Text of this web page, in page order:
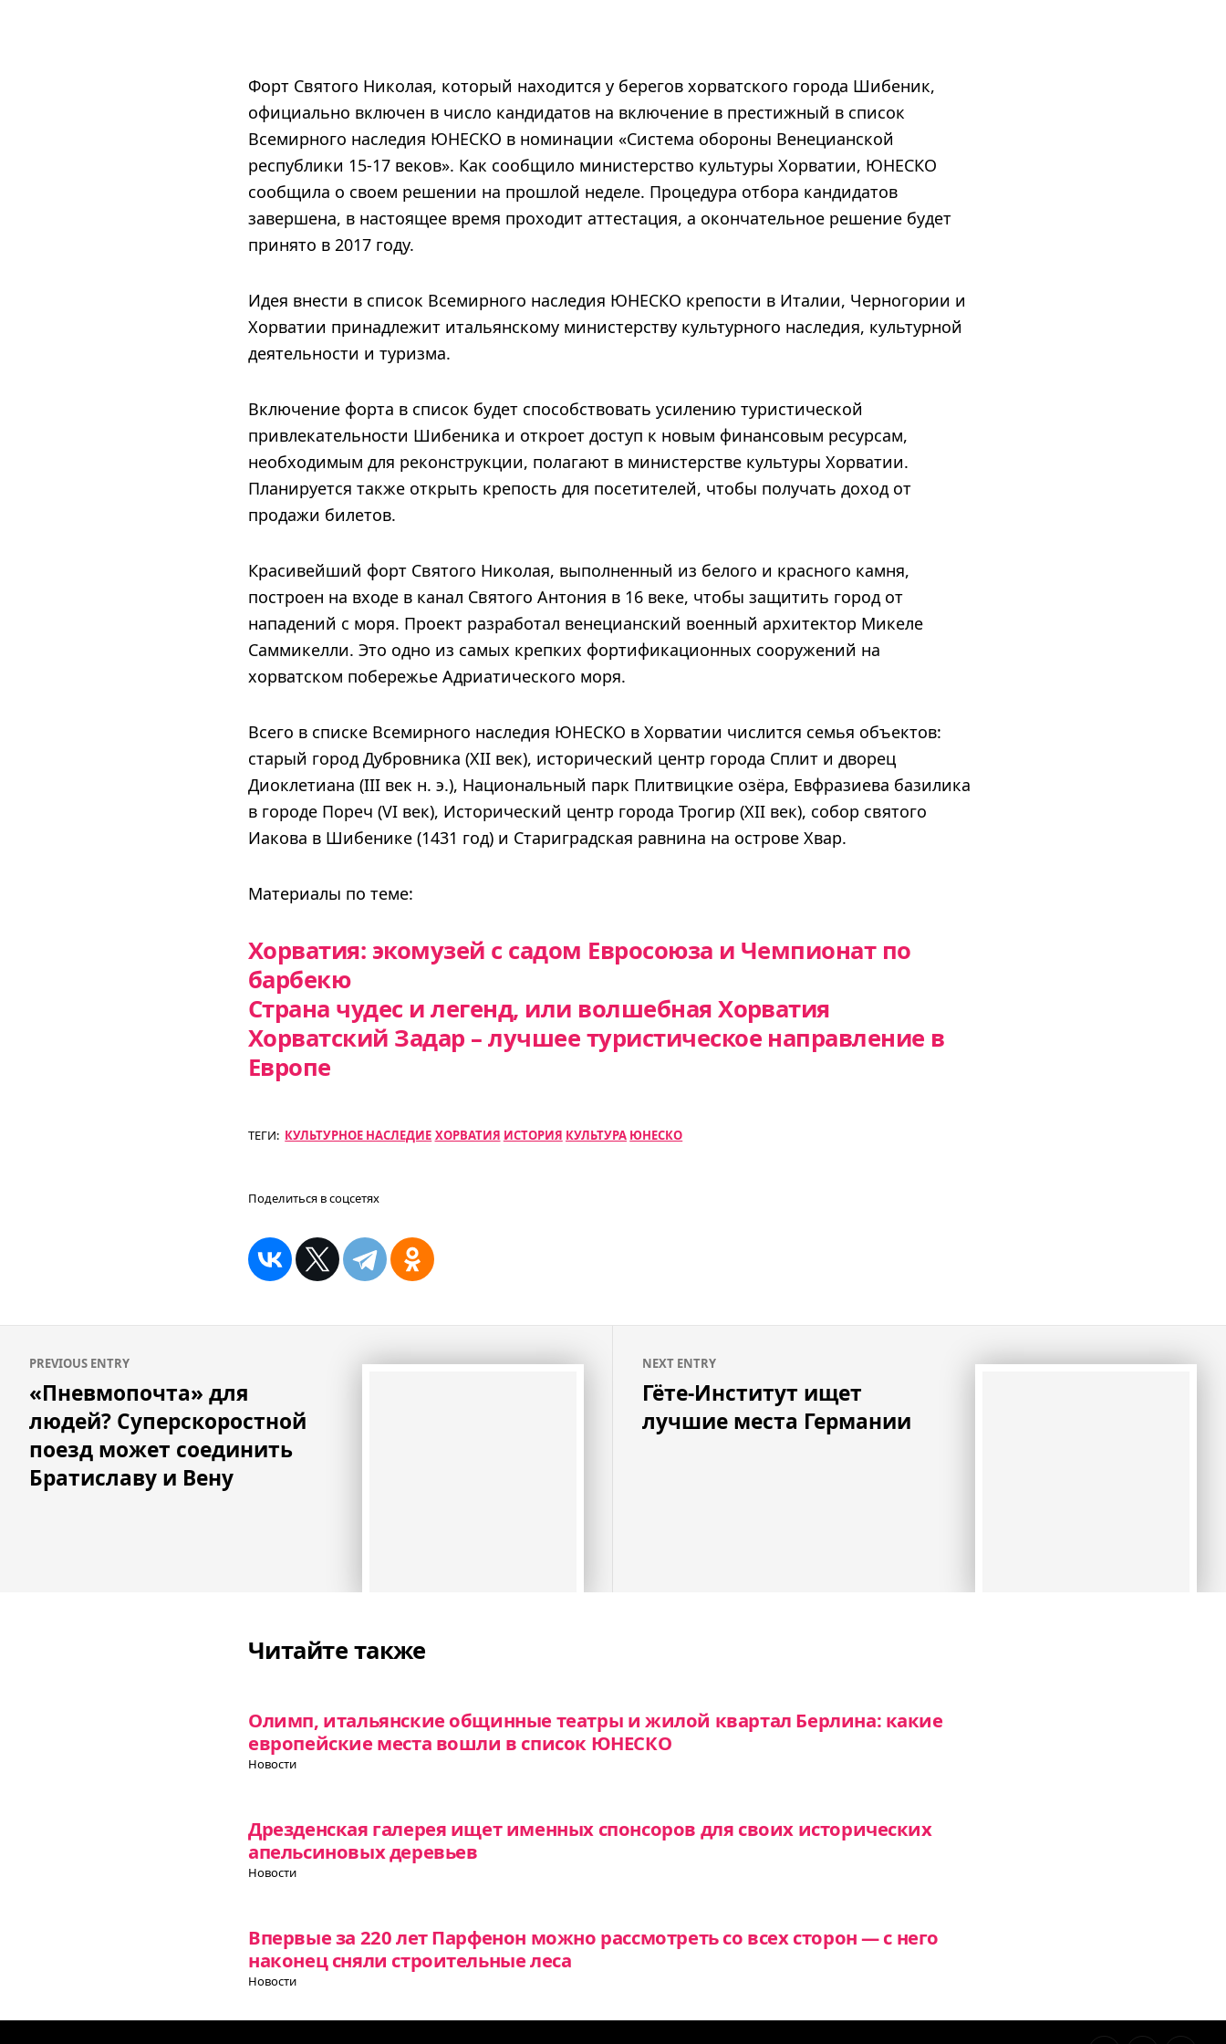
Форт Святого Николая, который находится у берегов хорватского города Шибеник,
официально включен в число кандидатов на включение в престижный в список
Всемирного наследия ЮНЕСКО в номинации «Система обороны Венецианской
республики 15-17 веков». Как сообщило министерство культуры Хорватии, ЮНЕСКО
сообщила о своем решении на прошлой неделе. Процедура отбора кандидатов
завершена, в настоящее время проходит аттестация, а окончательное решение будет
принято в 2017 году.
Идея внести в список Всемирного наследия ЮНЕСКО крепости в Италии, Черногории и
Хорватии принадлежит итальянскому министерству культурного наследия, культурной
деятельности и туризма.
Включение форта в список будет способствовать усилению туристической
привлекательности Шибеника и откроет доступ к новым финансовым ресурсам,
необходимым для реконструкции, полагают в министерстве культуры Хорватии.
Планируется также открыть крепость для посетителей, чтобы получать доход от
продажи билетов.
Красивейший форт Святого Николая, выполненный из белого и красного камня,
построен на входе в канал Святого Антония в 16 веке, чтобы защитить город от
нападений с моря. Проект разработал венецианский военный архитектор Микеле
Саммикелли. Это одно из самых крепких фортификационных сооружений на
хорватском побережье Адриатического моря.
Всего в списке Всемирного наследия ЮНЕСКО в Хорватии числится семья объектов:
старый город Дубровника (XII век), исторический центр города Сплит и дворец
Диоклетиана (III век н. э.), Национальный парк Плитвицкие озёра, Евфразиева базилика
в городе Пореч (VI век), Исторический центр города Трогир (XII век), собор святого
Иакова в Шибенике (1431 год) и Стариградская равнина на острове Хвар.
Материалы по теме:
Хорватия: экомузей с садом Евросоюза и Чемпионат по
барбекю
Страна чудес и легенд, или волшебная Хорватия
Хорватский Задар – лучшее туристическое направление в
Европе
ТЕГИ: КУЛЬТУРНОЕ НАСЛЕДИЕ ХОРВАТИЯ ИСТОРИЯ КУЛЬТУРА ЮНЕСКО
Поделиться в соцсетях
по
записям
PREVIOUS ENTRY
«Пневмопочта» для
людей? Суперскоростной
поезд может соединить
Братиславу и Вену
NEXT ENTRY
Гёте-Институт ищет
лучшие места Германии
Читайте также
Олимп, итальянские общинные театры и жилой квартал Берлина: какие
европейские места вошли в список ЮНЕСКО
Новости
Дрезденская галерея ищет именных спонсоров для своих исторических
апельсиновых деревьев
Новости
Впервые за 220 лет Парфенон можно рассмотреть со всех сторон — с него
наконец сняли строительные леса
Новости